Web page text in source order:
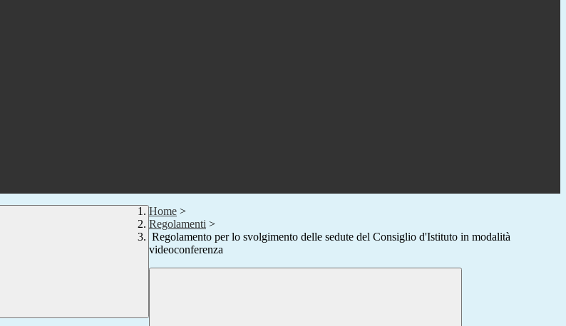
Home >
Regolamenti >
Regolamento per lo svolgimento delle sedute del Consiglio d'Istituto in modalità
videoconferenza